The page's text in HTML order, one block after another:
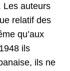
Les auteurs
relatif des
qu’aux
ils
ils ne